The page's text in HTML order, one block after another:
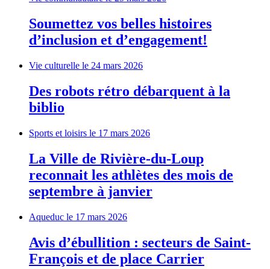
Soumettez vos belles histoires
d’inclusion et d’engagement!
Vie culturelle le 24 mars 2026
Des robots rétro débarquent à la
biblio
Sports et loisirs le 17 mars 2026
La Ville de Rivière-du-Loup
reconnait les athlètes des mois de
septembre à janvier
Aqueduc le 17 mars 2026
Avis d’ébullition : secteurs de Saint-
François et de place Carrier